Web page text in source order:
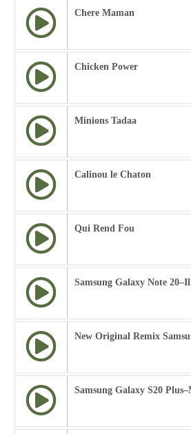
Chere Maman
Chicken Power
Minions Tadaa
Calinou le Chaton
Qui Rend Fou
Samsung Galaxy Note
New Original Remix
Samsung Galaxy S20